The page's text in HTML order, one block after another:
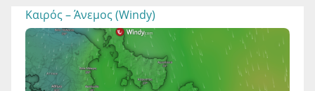
Καιρός – Άνεμος (Windy)